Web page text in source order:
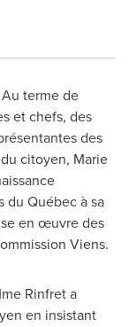
terme de
et chefs, des
des
citoyen, Marie
du Québec à sa
en œuvre des
Viens.
Rinfreta
en insistant